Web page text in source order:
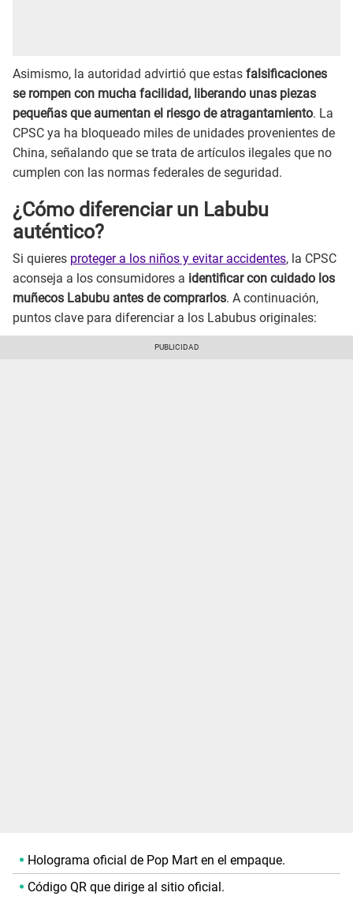
Asimismo, la autoridad advirtió que estas falsificaciones
se rompen con mucha facilidad, liberando unas piezas
pequeñas que aumentan el riesgo de atragantamiento. La
CPSC ya ha bloqueado miles de unidades provenientes de
China, señalando que se trata de artículos ilegales que no
cumplen con las normas federales de seguridad.
¿Cómo diferenciar un Labubu
auténtico?
Si quieres proteger a los niños y evitar accidentes, la CPSC
aconseja a los consumidores a identificar con cuidado los
muñecos Labubu antes de comprarlos. A continuación,
puntos clave para diferenciar a los Labubus originales:
Holograma oficial de Pop Mart en el empaque.
Código QR que dirige al sitio oficial.